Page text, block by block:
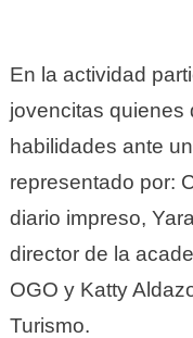
En la actividad
jovencitas quienes
habilidades ante
representado por:
diario impreso,
director de la
OGO y Katty
Turismo.